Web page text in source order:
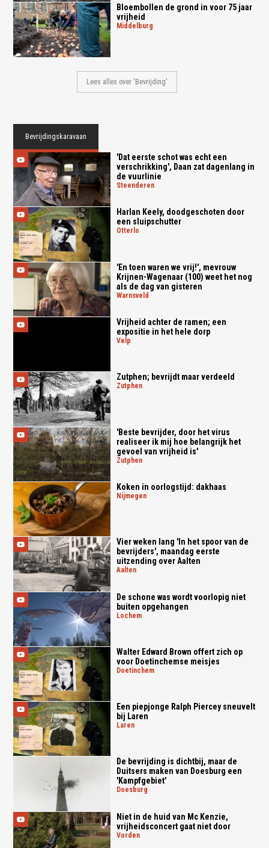
Bloembollen de grond in voor 75 jaar
vrijheid
middelburg
Lees alles over 'Bevrijding'
Bevrijdingskaravaan
'Dat eerste schot was echt een
verschrikking', Daan zat dagenlang in
de vuurlinie
steenderen
Harlan Keely, doodgeschoten door
een sluipschutter
otterlo
'En toen waren we vrij!', mevrouw
Krijnen-Wagenaar (100) weet het nog
als de dag van gisteren
warnsveld
Vrijheid achter de ramen; een
expositie in het hele dorp
velp
Zutphen; bevrijdt maar verdeeld
zutphen
'Beste bevrijder, door het virus
realiseer ik mij hoe belangrijk het
gevoel van vrijheid is'
zutphen
Koken in oorlogstijd: dakhaas
nijmegen
Vier weken lang 'In het spoor van de
bevrijders', maandag eerste
uitzending over Aalten
aalten
De schone was wordt voorlopig niet
buiten opgehangen
lochem
Walter Edward Brown offert zich op
voor Doetinchemse meisjes
doetinchem
Een piepjonge Ralph Piercey sneuvelt
bij Laren
laren
De bevrijding is dichtbij, maar de
Duitsers maken van Doesburg een
'Kampfgebiet'
doesburg
Niet in de huid van Mc Kenzie,
vrijheidsconcert gaat niet door
vorden